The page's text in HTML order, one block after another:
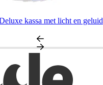
kassa met licht en geluid